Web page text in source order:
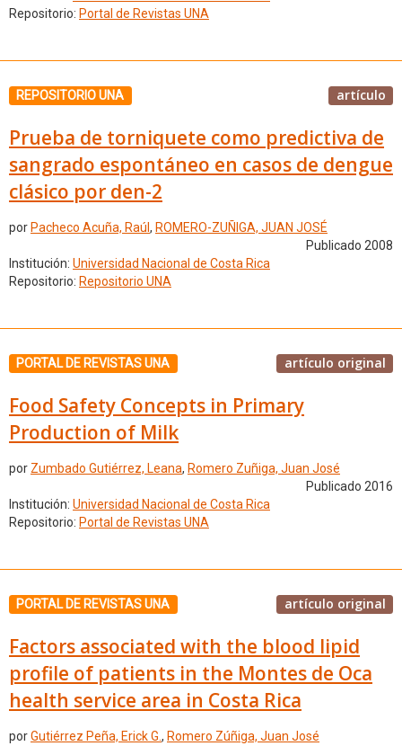
Repositorio: Portal de Revistas UNA
REPOSITORIO UNA artículo
Prueba de torniquete como predictiva de
sangrado espontáneo en casos de dengue
clásico por den-2
por Pacheco Acuña, Raúl , ROMERO-ZUÑIGA, JUAN JOSÉ
Publicado 2008
Institución: Universidad Nacional de Costa Rica
Repositorio: Repositorio UNA
PORTAL DE REVISTAS UNA artículo original
Food Safety Concepts in Primary
Production of Milk
por Zumbado Gutiérrez, Leana, Romero Zuñiga, Juan José
Publicado 2016
Institución: Universidad Nacional de Costa Rica
Repositorio: Portal de Revistas UNA
PORTAL DE REVISTAS UNA artículo original
Factors associated with the blood lipid
profile of patients in the Montes de Oca
health service area in Costa Rica
porGutiérrez Peña, Erick G., Romero Zúñiga, Juan José